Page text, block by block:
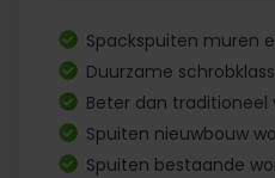
Spackspuiten muren
Duurzame
Beter dan traditioneel
Spuiten nieuwbouw
Spuiten bestaande